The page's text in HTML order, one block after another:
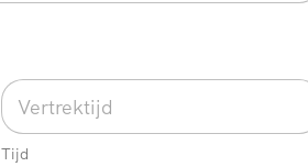
Tijd